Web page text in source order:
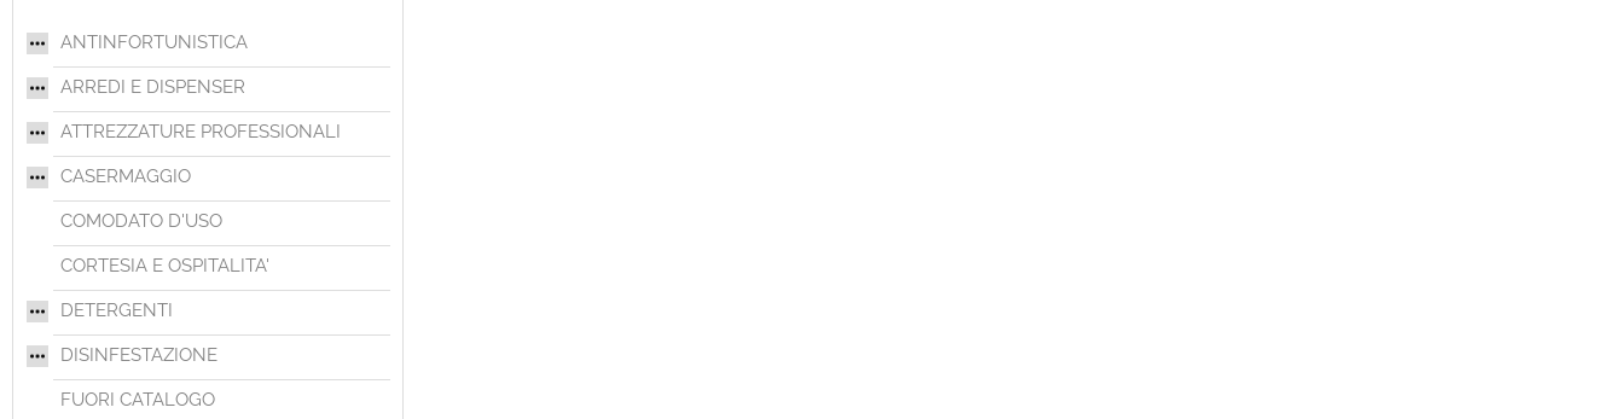
ANTINFORTUNISTICA
ARREDI E DISPENSER
ATTREZZATURE PROFESSIONALI
CASERMAGGIO
COMODATO D'USO
CORTESIA E OSPITALITA'
DETERGENTI
DISINFESTAZIONE
FUORI CATALOGO